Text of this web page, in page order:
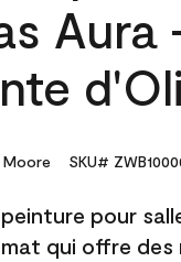
Aura
Moore SKU#
pour
qui offre